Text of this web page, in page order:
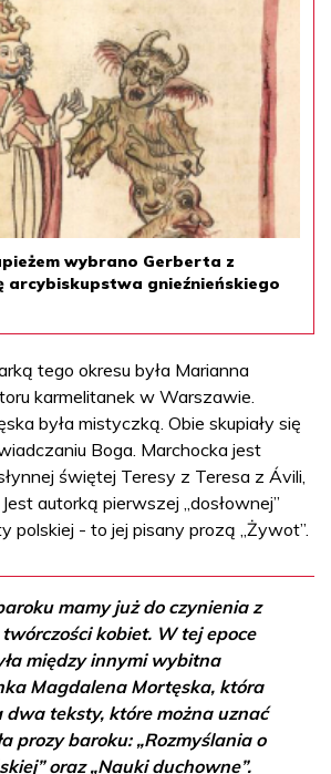
wybrano Gerberta z
arcybiskupstwa gnieźnieńskiego
tego okresu była Marianna
karmelitanek w Warszawie.
była mistyczką. Obie skupiały się
Boga. Marchocka jest
świętej Teresy z Teresa z Ávili,
autorką pierwszej „dosłownej”
polskiej - to jej pisany prozą „Żywot”.
mamy już do czynienia z
kobiet. W tej epoce
między innymi wybitna
Magdalena Mortęska, która
dwa teksty, które można uznać
prozy baroku: „Rozmyślania o
oraz „Nauki duchowne”.